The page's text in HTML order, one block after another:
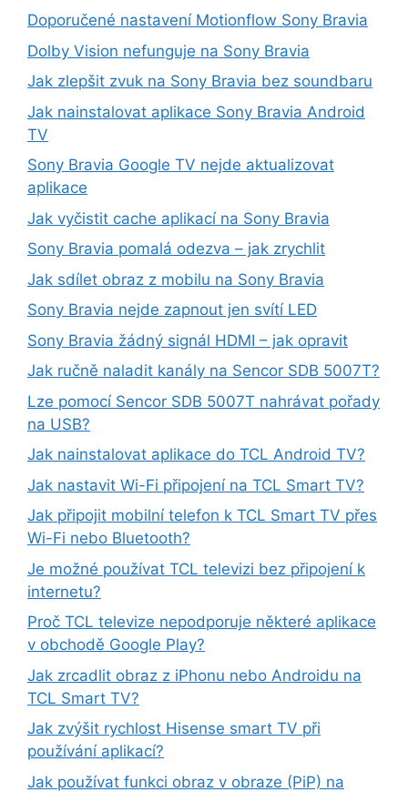
Doporučené nastavení Motionflow Sony Bravia
Dolby Vision nefunguje na Sony Bravia
Jak zlepšit zvuk na Sony Bravia bez soundbaru
Jak nainstalovat aplikace Sony Bravia Android
TV
Sony Bravia Google TV nejde aktualizovat
aplikace
Jak vyčistit cache aplikací na Sony Bravia
Sony Bravia pomalá odezva – jak zrychlit
Jak sdílet obraz z mobilu na Sony Bravia
Sony Bravia nejde zapnout jen svítí LED
Sony Bravia žádný signál HDMI – jak opravit
Jak ručně naladit kanály na Sencor SDB 5007T?
Lze pomocí Sencor SDB 5007T nahrávat pořady
na USB?
Jak nainstalovat aplikace do TCL Android TV?
Jak nastavit Wi-Fi připojení na TCL Smart TV?
Jak připojit mobilní telefon k TCL Smart TV přes
Wi-Fi nebo Bluetooth?
Je možné používat TCL televizi bez připojení k
internetu?
Proč TCL televize nepodporuje některé aplikace
v obchodě Google Play?
Jak zrcadlit obraz z iPhonu nebo Androidu na
TCL Smart TV?
Jak zvýšit rychlost Hisense smart TV při
používání aplikací?
Jak používat funkci obraz v obraze (PiP) na